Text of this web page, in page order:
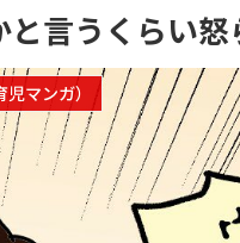
言うくらい怒
マンガ）